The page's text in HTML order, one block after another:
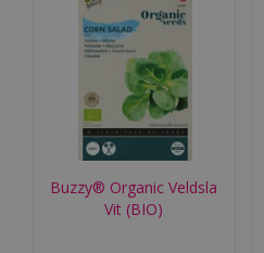
Buzzy® Organic Veldsla
Vit (BIO)